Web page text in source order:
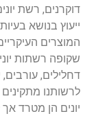
דוקרנים, רשת
ייעוץ בנושא
המוצרים
דחלילים, עורבים,
לרשותנו
יונים הן מטרד אך